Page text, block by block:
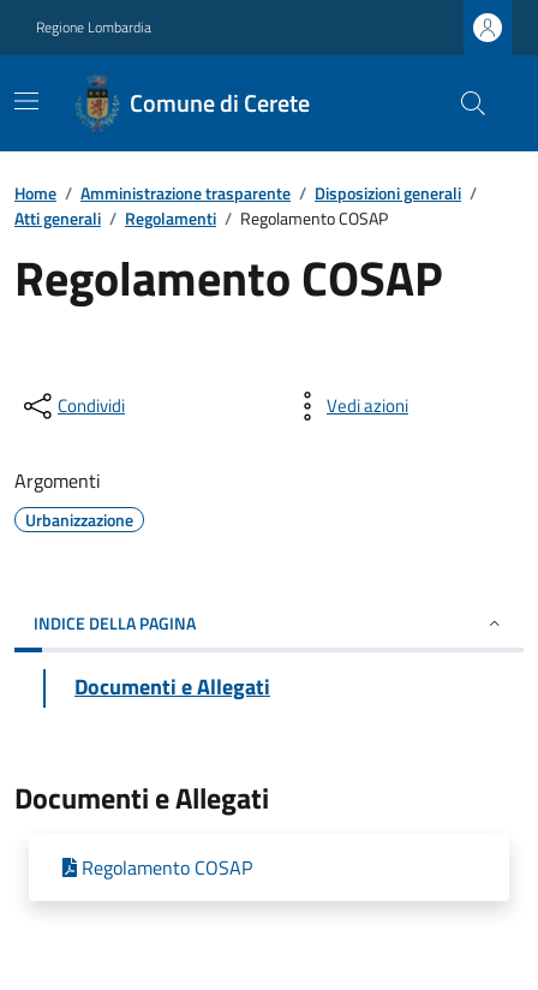
Regione Lombardia
Comune di Cerete
Home / Amministrazione trasparente / Disposizioni generali /
Atti generali / Regolamenti / Regolamento COSAP
Regolamento COSAP
Condividi Vedi azioni
Argomenti
Urbanizzazione
INDICE DELLA PAGINA
Documenti e Allegati
Documenti e Allegati
Regolamento COSAP